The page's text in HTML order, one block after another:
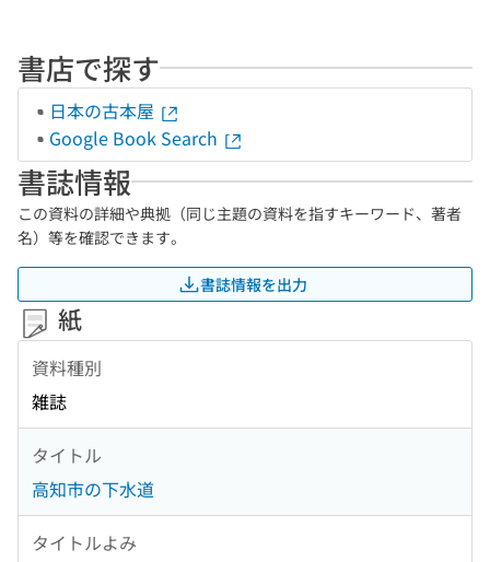
書店で探す
日本の古本屋
Google Book Search
書誌情報
この資料の詳細や典拠（同じ主題の資料を指すキーワード、著者
名）等を確認できます。
書誌情報を出力
紙
資料種別
雑誌
タイトル
高知市の下水道
タイトルよみ